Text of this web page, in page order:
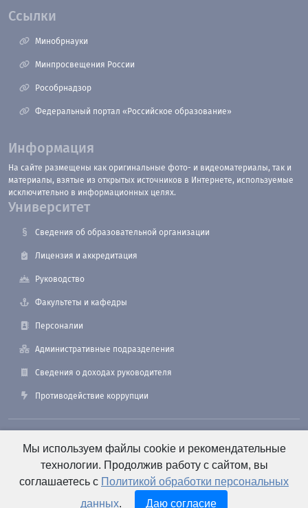
Ссылки
Минобрнауки
Минпросвещения России
Рособрнадзор
Федеральный портал «Российское образование»
Информация
На сайте размещены как оригинальные фото- и видеоматериалы, так и
материалы, взятые из открытых источников в Интернете, используемые
исключительно в информационных целях.
Университет
Сведения об образовательной организации
Лицензия и аккредитация
Руководство
Факультеты и кафедры
Персоналии
Административные подразделения
Сведения о доходах руководителя
Противодействие коррупции
190121, Санкт-Петербург, ул. Лоцманская, 3
+7 (812) 495-26-48 Оперативный дежурный
e-mail: office@smtu.ru
Мы используем файлы cookie и рекомендательные
технологии. Продолжив работу с сайтом, вы
соглашаетесь с Политикой обработки персональных
данных. Даю согласие